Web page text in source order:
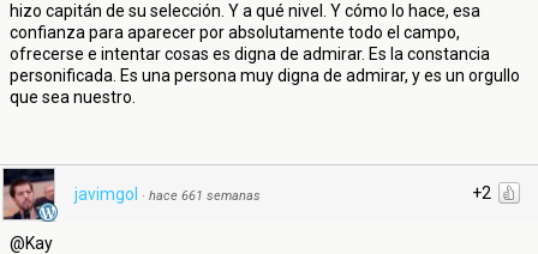
hizo capitán de su selección. Y a qué nivel. Y cómo lo hace, esa
confianza para aparecer por absolutamente todo el campo,
ofrecerse e intentar cosas es digna de admirar. Es la constancia
personificada. Es una persona muy digna de admirar, y es un orgullo
que sea nuestro.
+2
javimgol · hace 661 semanas
@Kay